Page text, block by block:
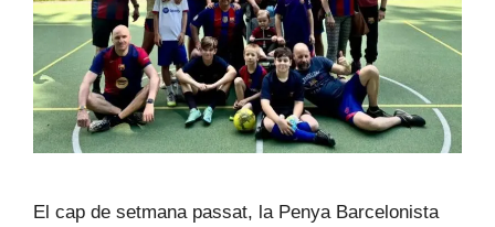
El cap de setmana passat, la Penya Barcelonista